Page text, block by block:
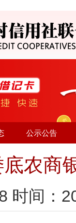
公示公告
底农商
时间：